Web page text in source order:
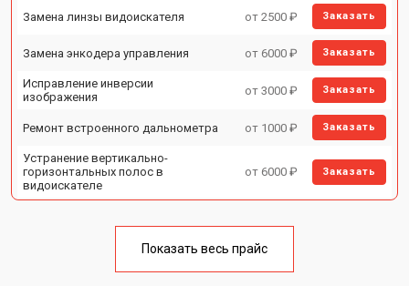
Замена линзы видоискателя от 2500 ₽ Заказать
Замена энкодера управления от 6000 ₽ Заказать
Исправление инверсии
изображения
от 3000 ₽ Заказать
Ремонт встроенного дальнометра от 1000 ₽ Заказать
Устранение вертикально-
горизонтальных полос в
видоискателе
от 6000 ₽ Заказать
Замена объективов с улучшением
от 1500 ₽
Показать весь прайс